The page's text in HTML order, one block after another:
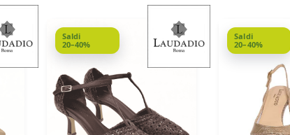
Saldi
20–40%
Saldi
20–40%